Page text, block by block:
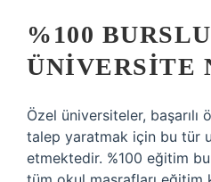
%100 BURSLU
ÜNIVERSITE
Özel üniversiteler, başarılı
talep yaratmak için bu tür
etmektedir. %100 eğitim